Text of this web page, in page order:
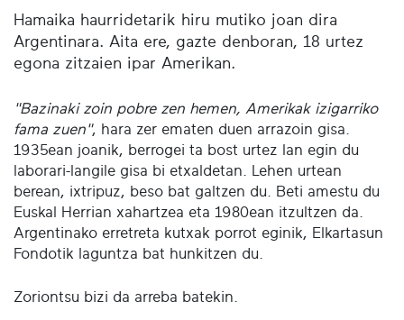
Hamaika haurridetarik hiru mutiko joan dira
Argentinara. Aita ere, gazte denboran, 18 urtez
egona zitzaien ipar Amerikan.
"Bazinaki zoin pobre zen hemen, Amerikak izigarriko
fama zuen", hara zer ematen duen arrazoin gisa.
1935ean joanik, berrogei ta bost urtez lan egin du
laborari-langile gisa bi etxaldetan. Lehen urtean
berean, ixtripuz, beso bat galtzen du. Beti amestu du
Euskal Herrian xahartzea eta 1980ean itzultzen da.
Argentinako erretreta kutxak porrot eginik, Elkartasun
Fondotik laguntza bat hunkitzen du.
Zoriontsu bizi da arreba batekin.